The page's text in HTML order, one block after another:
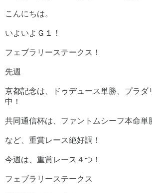
こんにちは。
いよいよＧ１！
フェブラリーステークス！
先週
京都記念は、ドゥデュース単勝、プラダ
中！
共同通信杯は、ファントムシーフ本命単
など、重賞レース絶好調！
今週は、重賞レース４つ！
フェブラリーステークス